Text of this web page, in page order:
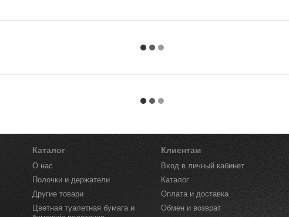
Каталог
О нас
Полочки и держатели
Другие товари
Цветная туалетная бумага и
Клиентам
Вход в личный кабинет
Каталог
Оплата и доставка
Обмен и возврат